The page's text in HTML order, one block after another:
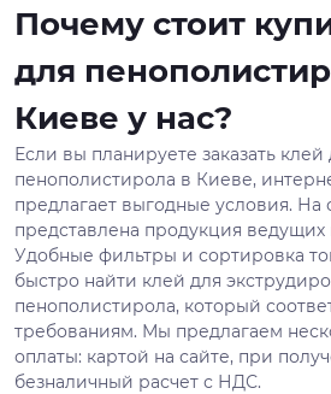
Почему стоит
для
Киеве у нас?
Если вы планируете заказать клей
пенополистирола в Киеве,
предлагает выгодные условия. На
представлена продукция
Удобные фильтры и сортировка
быстро найти клей для
пенополистирола, который
требованиям. Мы предлагаем
оплаты: картой на сайте, при
безналичный расчет с НДС.